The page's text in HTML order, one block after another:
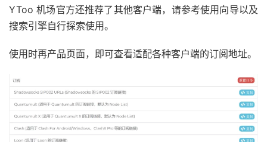
YToo 机场官方还推荐了其他客户端，请参考使用向导以及
搜索引擎自行探索使用。
使用时再产品页面，即可查看适配各种客户端的订阅地址。